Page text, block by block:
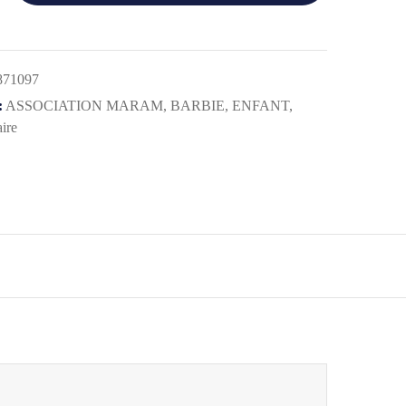
ASSOCIATION MARAM, BARBIE, ENFANT,